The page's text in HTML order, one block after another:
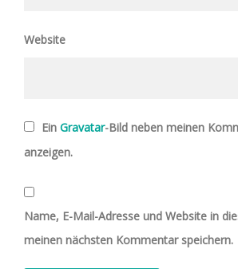
Website
Ein Gravatar-Bild neben meinen
anzeigen.
Name, E-Mail-Adresse und Website in
meinen nächsten Kommentar speichern.